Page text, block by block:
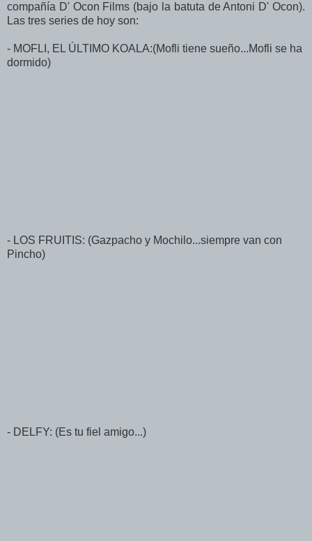
compañía D' Ocon Films (bajo la batuta de Antoni D' Ocon).
Las tres series de hoy son:
- MOFLI, EL ÚLTIMO KOALA:(Mofli tiene sueño...Mofli se ha
dormido)
- LOS FRUITIS: (Gazpacho y Mochilo...siempre van con
Pincho)
- DELFY: (Es tu fiel amigo...)